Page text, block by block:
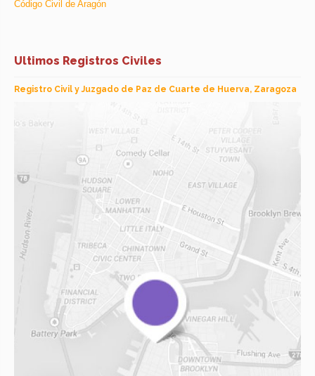
Código Civil de Aragón
Ultimos Registros Civiles
Registro Civil y Juzgado de Paz de Cuarte de Huerva, Zaragoza